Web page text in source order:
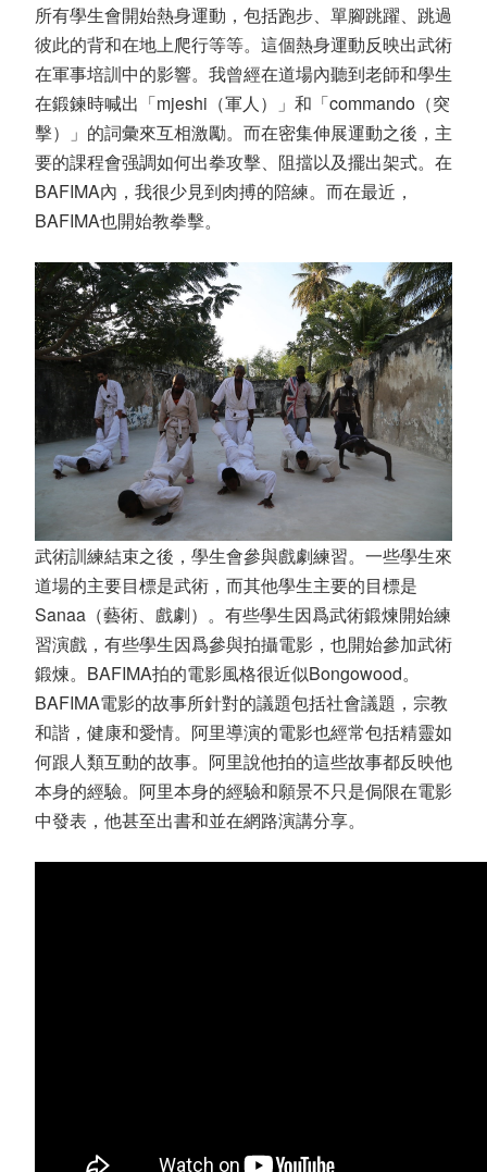
所有學生會開始熱身運動，包括跑步、單腳跳躍、跳過
彼此的背和在地上爬行等等。這個熱身運動反映出武術
在軍事培訓中的影響。我曾經在道場內聽到老師和學生
在鍛鍊時喊出「mjeshi（軍人）」和「commando（突
擊）」的詞彙來互相激勵。而在密集伸展運動之後，主
要的課程會强調如何出拳攻擊、阻擋以及擺出架式。在
BAFIMA內，我很少見到肉搏的陪練。而在最近，
BAFIMA也開始教拳擊。
武術訓練結束之後，學生會參與戲劇練習。一些學生來
道場的主要目標是武術，而其他學生主要的目標是
Sanaa（藝術、戲劇）。有些學生因爲武術鍛煉開始練
習演戲，有些學生因爲參與拍攝電影，也開始參加武術
鍛煉。BAFIMA拍的電影風格很近似Bongowood。
BAFIMA電影的故事所針對的議題包括社會議題，宗教
和諧，健康和愛情。阿里導演的電影也經常包括精靈如
何跟人類互動的故事。阿里說他拍的這些故事都反映他
本身的經驗。阿里本身的經驗和願景不只是侷限在電影
中發表，他甚至出書和並在網路演講分享。